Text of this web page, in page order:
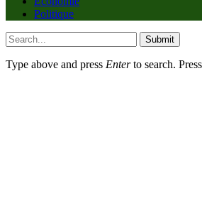
Politique
Submit
Type above and press Enterto search. Press